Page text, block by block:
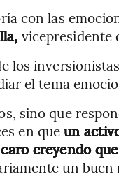
con las
vicepresidente
los
el tema
sino que
en queun
creyendo
un buen